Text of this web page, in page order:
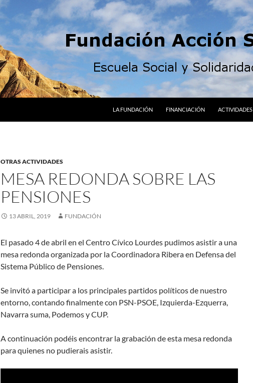
LA FUNDACIÓN FINANCIACIÓN ACTIVIDADES
OTRAS ACTIVIDADES
MESA REDONDA SOBRE LAS
PENSIONES
13 ABRIL, 2019 FUNDACIÓN
El pasado 4 de abril en el Centro Cívico Lourdes pudimos asistir a una
mesa redonda organizada por la Coordinadora Ribera en Defensa del
Sistema Público de Pensiones.
Se invitó a participar a los principales partidos políticos de nuestro
entorno, contando finalmente con PSN-PSOE, Izquierda-Ezquerra,
Navarra suma, Podemos y CUP.
A continuación podéis encontrar la grabación de esta mesa redonda
para quienes no pudierais asistir.